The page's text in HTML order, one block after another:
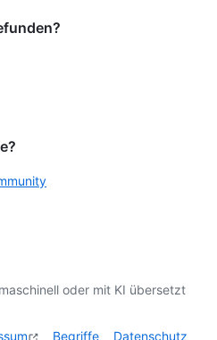
oder mit KI übersetzt
Begriffe Datenschutz